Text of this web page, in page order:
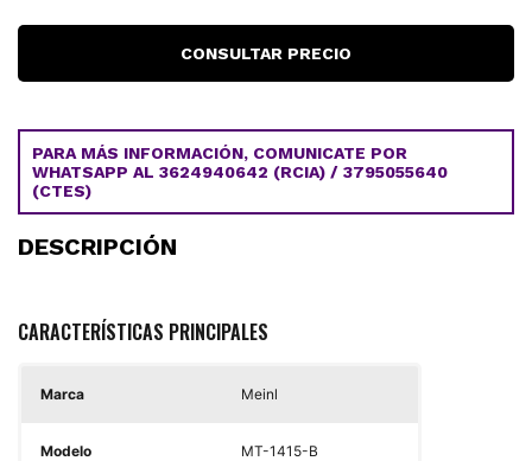
PARA MÁS INFORMACIÓN, COMUNICATE POR
WHATSAPP AL 3624940642 (RCIA) / 3795055640
(CTES)
DESCRIPCIÓN
CARACTERÍSTICAS PRINCIPALES
Marca Meinl
Modelo MT-1415-B